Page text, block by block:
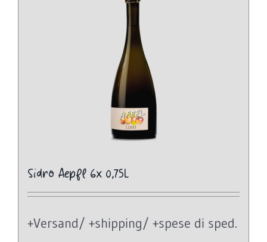
Sidro Aepfl 6x 0,75L
+Versand/ +shipping/ +spese di sped.